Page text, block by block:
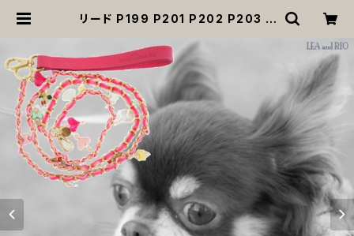
リード P199 P201 P202 P203 P
ビーズ チェーン ハート りぼん クリア
パステル パール風 カラフル ドッグウ
ェア dog 犬 猫 ペット 小型犬 中型犬
おしゃれ かわいい 散歩 送料無料 返
品交換不可 | MOANA